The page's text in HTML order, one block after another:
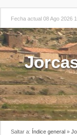
Fecha actual 08 Ago 2026
Saltar a: Índice general »